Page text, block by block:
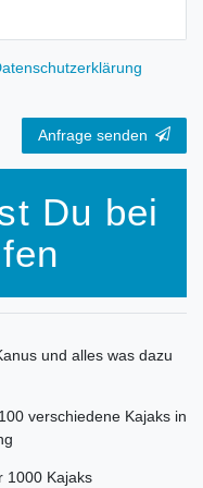
Anfrage senden
Du bei
und alles was dazu
verschiedene Kajaks in
1000 Kajaks